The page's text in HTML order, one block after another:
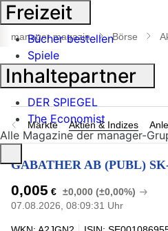
Suche
öffnen
manager magazin Börse
Märkte Aktien & Indizes
GABATHER AB (PUBL)
0,005 € ±0,000 (±0,00%)
07.08.2026, 08:09:31 Uhr
Freizeit
Bücher bestellen
Spiele
Inhaltepartner
DER SPIEGEL
The Economist
Alle Magazine der manager-